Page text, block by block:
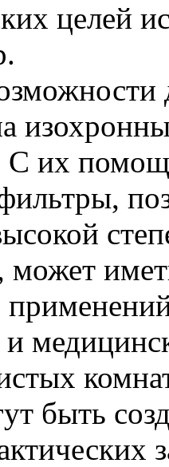
целей
С их
может
и
быть